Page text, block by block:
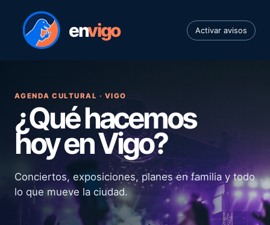
envigo Activar avisos
AGENDA CULTURAL · VIGO
¿Qué hacemos
hoy en Vigo?
Conciertos, exposiciones, planes en familia y todo
lo que mueve la ciudad.